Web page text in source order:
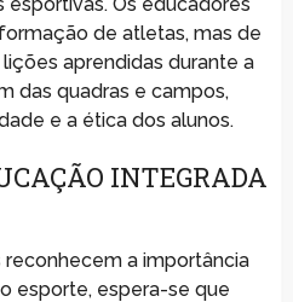
de atletas, mas de
aprendidas durante a
das quadras e campos,
e a ética dos alunos.
INTEGRADA
a importância
esporte, espera-se que